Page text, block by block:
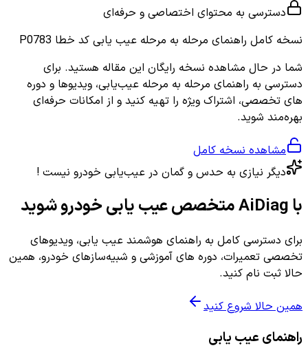
دسترسی به محتوای اختصاصی و حرفه‌ای
نسخه کامل راهنمای مرحله به مرحله عیب یابی کد خطا P0783
شما در حال مشاهده نسخه رایگان این مقاله هستید. برای
دسترسی به راهنمای مرحله به مرحله عیب‌یابی، ویدیوها و دوره
های تخصصی، اشتراک ویژه را تهیه کنید و از امکانات حرفه‌ای
بهره‌مند شوید.
مشاهده نسخه کامل
دیگر نیازی به حدس و گمان در عیب‌یابی خودرو نیست !
با AiDiag متخصص عیب یابی خودرو شوید
برای دسترسی کامل به راهنمای هوشمند عیب یابی، ویدیوهای
تخصصی تعمیرات، دوره های آموزشی و شبیه‌سازهای خودرو، همین
حالا ثبت نام کنید.
همین حالا شروع کنید
راهنمای عیب یابی